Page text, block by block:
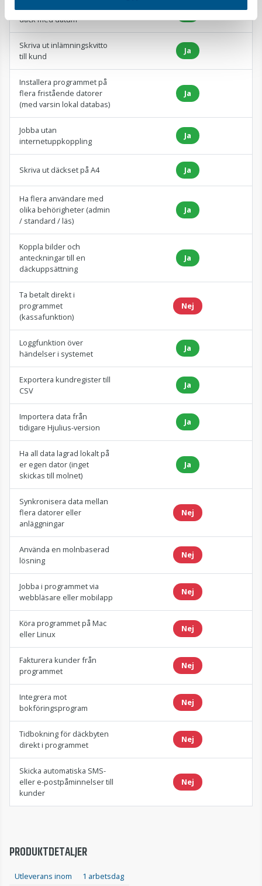
In- och utcheckning av
däck med datum
Skriva ut inlämningskvitto
till kund
Ja
Installera programmet på
flera fristående datorer
(med varsin lokal databas)
Ja
Jobba utan
internetuppkoppling
Ja
Skriva ut däckset på A4 Ja
Ha flera användare med
olika behörigheter (admin
/ standard / läs)
Ja
Koppla bilder och
anteckningar till en
däckuppsättning
Ja
Ta betalt direkt i
programmet
(kassafunktion)
Nej
Loggfunktion över
händelser i systemet
Ja
Exportera kundregister till
CSV
Ja
Importera data från
tidigare Hjulius-version
Ja
Ha all data lagrad lokalt på
er egen dator (inget
skickas till molnet)
Ja
Synkronisera data mellan
flera datorer eller
anläggningar
Nej
Använda en molnbaserad
lösning
Nej
Jobba i programmet via
webbläsare eller mobilapp
Nej
Köra programmet på Mac
eller Linux
Nej
Fakturera kunder från
programmet
Nej
Integrera mot
bokföringsprogram
Nej
Tidbokning för däckbyten
direkt i programmet
Nej
Skicka automatiska SMS-
eller e-postpåminnelser till
kunder
Nej
PRODUKTDETALJER
Utleverans inom
1 arbetsdag